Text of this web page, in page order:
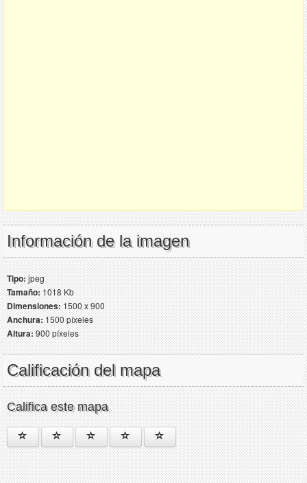
Información de la imagen
Tipo:jpeg
Tamaño:1018 Kb
Dimensiones:1500 x 900
Anchura:1500 píxeles
Altura:900 píxeles
Calificación del mapa
Califica este mapa